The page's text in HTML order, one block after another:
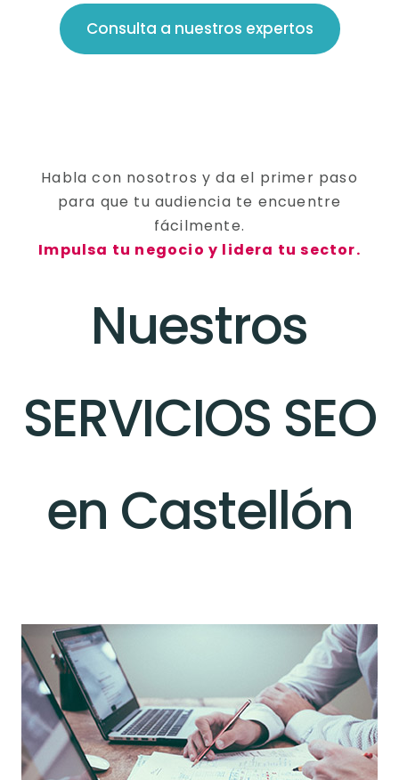
Consulta a nuestros expertos
Habla con nosotros y da el primer paso
para que tu audiencia te encuentre
fácilmente.
Impulsa tu negocio y lidera tu sector.
Nuestros
SERVICIOS SEO
en Castellón